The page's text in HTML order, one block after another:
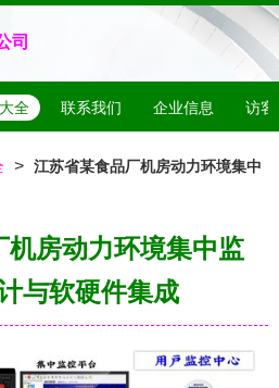
司
全 联系我们 企业信息 访客
> 江苏省某食品厂机房动力环境集中
机房动力环境集中监
与软硬件集成